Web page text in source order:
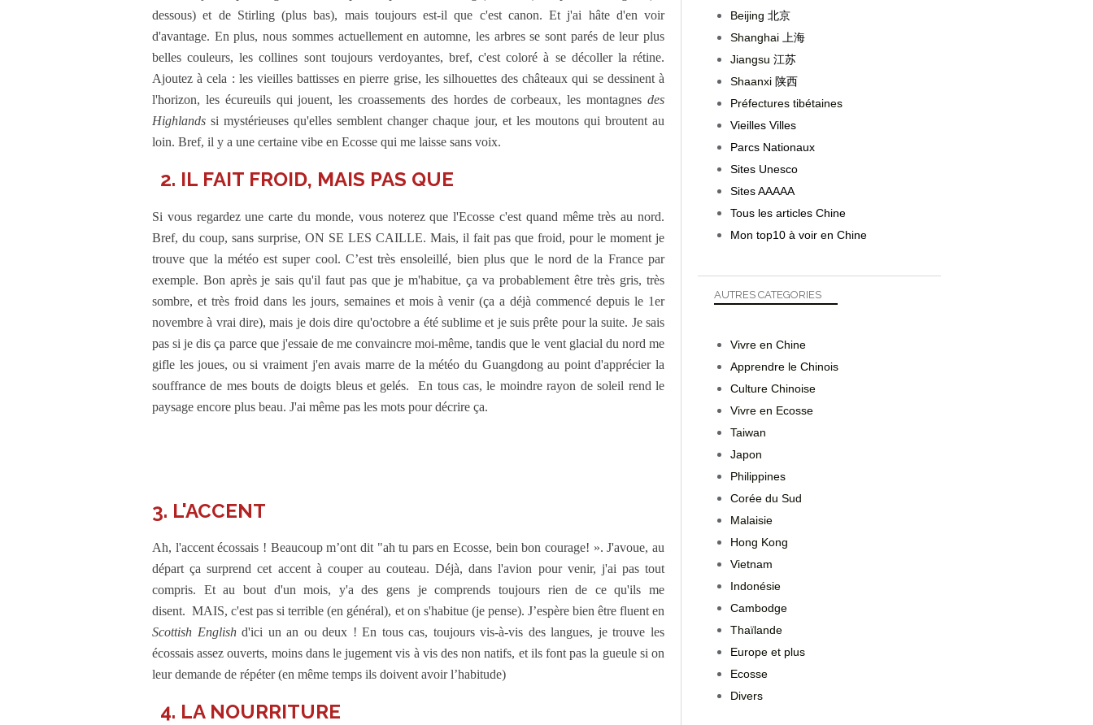
dessous) et de Stirling (plus bas), mais toujours est-il que c'est canon. Et j'ai hâte d'en voir
d'avantage. En plus, nous sommes actuellement en automne, les arbres se sont parés de leur plus
belles couleurs, les collines sont toujours verdoyantes, bref, c'est coloré à se décoller la rétine.
Ajoutez à cela : les vieilles battisses en pierre grise, les silhouettes des châteaux qui se dessinent à
l'horizon, les écureuils qui jouent, les croassements des hordes de corbeaux, les montagnes des
Highlands si mystérieuses qu'elles semblent changer chaque jour, et les moutons qui broutent au
loin. Bref, il y a une certaine vibe en Ecosse qui me laisse sans voix.
2. IL FAIT FROID, MAIS PAS QUE
Si vous regardez une carte du monde, vous noterez que l'Ecosse c'est quand même très au nord.
Bref, du coup, sans surprise, ON SE LES CAILLE. Mais, il fait pas que froid, pour le moment je
trouve que la météo est super cool. C’est très ensoleillé, bien plus que le nord de la France par
exemple. Bon après je sais qu'il faut pas que je m'habitue, ça va probablement être très gris, très
sombre, et très froid dans les jours, semaines et mois à venir (ça a déjà commencé depuis le 1er
novembre à vrai dire), mais je dois dire qu'octobre a été sublime et je suis prête pour la suite. Je sais
pas si je dis ça parce que j'essaie de me convaincre moi-même, tandis que le vent glacial du nord me
gifle les joues, ou si vraiment j'en avais marre de la météo du Guangdong au point d'apprécier la
souffrance de mes bouts de doigts bleus et gelés. En tous cas, le moindre rayon de soleil rend le
paysage encore plus beau. J'ai même pas les mots pour décrire ça.
3. L'ACCENT
Ah, l'accent écossais ! Beaucoup m’ont dit "ah tu pars en Ecosse, bein bon courage! ». J'avoue, au
départ ça surprend cet accent à couper au couteau. Déjà, dans l'avion pour venir, j'ai pas tout
compris. Et au bout d'un mois, y'a des gens je comprends toujours rien de ce qu'ils me
disent. MAIS, c'est pas si terrible (en général), et on s'habitue (je pense). J’espère bien être fluent en
Scottish Englishd'ici un an ou deux ! En tous cas, toujours vis-à-vis des langues, je trouve les
écossais assez ouverts, moins dans le jugement vis à vis des non natifs, et ils font pas la gueule si on
leur demande de répéter (en même temps ils doivent avoir l’habitude)
4. LA NOURRITURE
Beijing 北京
Shanghai 上海
Jiangsu 江苏
Shaanxi 陕西
Préfectures tibétaines
Vieilles Villes
Parcs Nationaux
Sites Unesco
Sites AAAAA
Tous les articles Chine
Mon top10 à voir en Chine
AUTRES CATEGORIES
Vivre en Chine
Apprendre le Chinois
Culture Chinoise
Vivre en Ecosse
Taiwan
Japon
Philippines
Corée du Sud
Malaisie
Hong Kong
Vietnam
Indonésie
Cambodge
Thaïlande
Europe et plus
Ecosse
Divers